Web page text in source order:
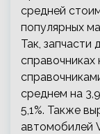
средней
популярных
Так,
среднем на
5,1%. Также
автомобилей